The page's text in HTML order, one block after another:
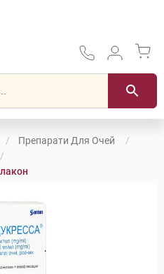
Препарати Для Очей